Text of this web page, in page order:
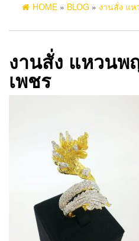
HOME » BLOG » งานสั่ง แ
งานสั่ง แหวนพ
เพชร